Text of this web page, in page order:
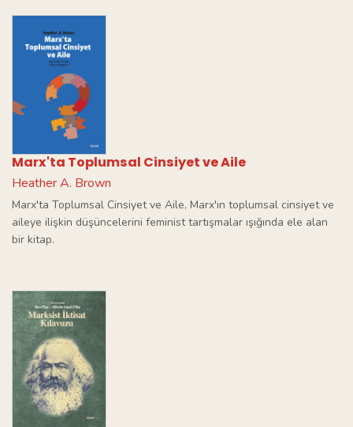
Marx'ta Toplumsal Cinsiyet ve Aile
Heather A. Brown
Marx'ta Toplumsal Cinsiyet ve Aile, Marx'ın toplumsal cinsiyet ve
aileye ilişkin düşüncelerini feminist tartışmalar ışığında ele alan
bir kitap.